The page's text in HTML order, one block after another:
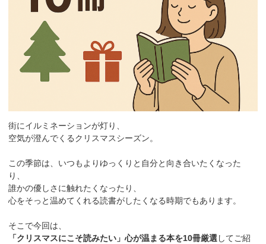
街にイルミネーションが灯り、
空気が澄んでくるクリスマスシーズン。
この季節は、いつもよりゆっくりと自分と向き合いたくなった
り、
誰かの優しさに触れたくなったり、
心をそっと温めてくれる読書がしたくなる時期でもあります。
そこで今回は、
「クリスマスにこそ読みたい」心が温まる本を10冊厳選 してご紹